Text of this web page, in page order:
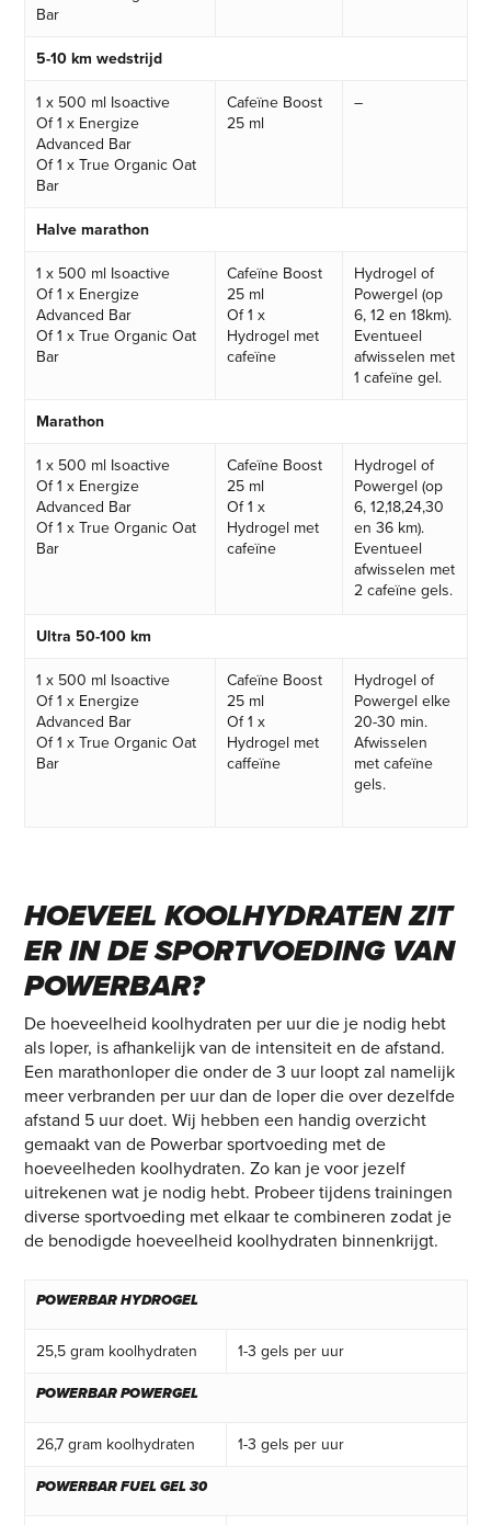
Bar
5-10 km wedstrijd
1 x 500 ml Isoactive
Of 1 x Energize
Advanced Bar
Of 1 x True Organic Oat
Bar
Cafeïne Boost
25 ml
–
Halve marathon
1 x 500 ml Isoactive
Of 1 x Energize
Advanced Bar
Of 1 x True Organic Oat
Bar
Cafeïne Boost
25 ml
Of 1 x
Hydrogel met
cafeïne
Hydrogel of
Powergel (op
6, 12 en 18km).
Eventueel
afwisselen met
1 cafeïne gel.
Marathon
1 x 500 ml Isoactive
Of 1 x Energize
Advanced Bar
Of 1 x True Organic Oat
Bar
Cafeïne Boost
25 ml
Of 1 x
Hydrogel met
cafeïne
Hydrogel of
Powergel (op
6, 12,18,24,30
en 36 km).
Eventueel
afwisselen met
2 cafeïne gels.
Ultra 50-100 km
1 x 500 ml Isoactive
Of 1 x Energize
Advanced Bar
Of 1 x True Organic Oat
Bar
Cafeïne Boost
25 ml
Of 1 x
Hydrogel met
caffeïne
Hydrogel of
Powergel elke
20-30 min.
Afwisselen
met cafeïne
gels.
HOEVEEL KOOLHYDRATEN ZIT
ER IN DE SPORTVOEDING VAN
POWERBAR?
De hoeveelheid koolhydraten per uur die je nodig hebt
als loper, is afhankelijk van de intensiteit en de afstand.
Een marathonloper die onder de 3 uur loopt zal namelijk
meer verbranden per uur dan de loper die over dezelfde
afstand 5 uur doet. Wij hebben een handig overzicht
gemaakt van de Powerbar sportvoeding met de
hoeveelheden koolhydraten. Zo kan je voor jezelf
uitrekenen wat je nodig hebt. Probeer tijdens trainingen
diverse sportvoeding met elkaar te combineren zodat je
de benodigde hoeveelheid koolhydraten binnenkrijgt.
POWERBAR HYDROGEL
25,5 gram koolhydraten 1-3 gels per uur
POWERBAR POWERGEL
26,7 gram koolhydraten 1-3 gels per uur
POWERBAR FUEL GEL 30